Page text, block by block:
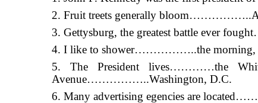
2. Fruit treets generally
3. Gettysburg, the greatest battle ever
4. I like to shower……………..the
5. The President lives…………the
Avenue……………..Washington, D.C.
6. Many advertising egencies are